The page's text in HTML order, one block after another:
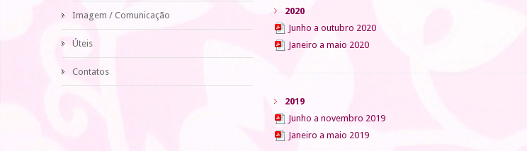
2020
Junho a outubro 2020
Janeiro a maio 2020
2019
Junho a novembro 2019
Janeiro a maio 2019
Imagem / Comunicação
Úteis
Contatos